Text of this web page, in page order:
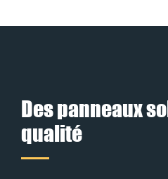
Des panneaux
qualité